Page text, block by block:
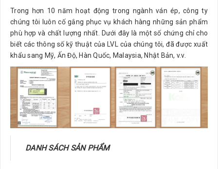
Trong hơn 10 năm hoạt động trong ngành ván ép, công ty
chúng tôi luôn cố gắng phục vụ khách hàng những sản phẩm
phù hợp và chất lượng nhất. Dưới đây là một số chứng chỉ cho
biết các thông số kỹ thuật của LVL của chúng tôi, đã được xuất
khẩu sang Mỹ, Ấn Độ, Hàn Quốc, Malaysia, Nhật Bản, v.v.
DANH SÁCH SẢN PHẨM